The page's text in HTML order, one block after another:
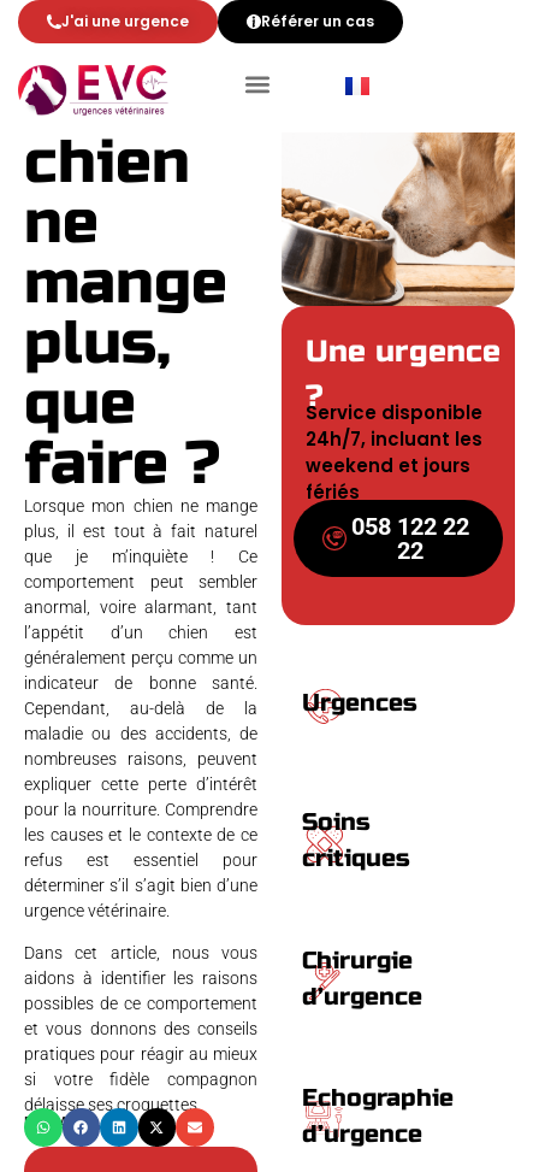
J'ai une urgence Référer un cas
Mon
chien
ne
mange
plus,
que
faire ?
Lorsque mon chien ne mange
plus, il est tout à fait naturel
que je m’inquiète ! Ce
comportement peut sembler
anormal, voire alarmant, tant
l’appétit d’un chien est
généralement perçu comme un
indicateur de bonne santé.
Cependant, au-delà de la
maladie ou des accidents, de
nombreuses raisons, peuvent
expliquer cette perte d’intérêt
pour la nourriture. Comprendre
les causes et le contexte de ce
refus est essentiel pour
déterminer s’il s’agit bien d’une
urgence vétérinaire.
Dans cet article, nous vous
aidons à identifier les raisons
possibles de ce comportement
et vous donnons des conseils
pratiques pour réagir au mieux
si votre fidèle compagnon
délaisse ses croquettes.
PARTAGER
Une urgence
?
Service disponible
24h/7, incluant les
weekend et jours
fériés
058 122 22
22
Urgences
Soins
critiques
Chirurgie
d’urgence
Echographie
d’urgence